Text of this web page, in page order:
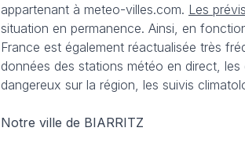
appartenant à meteo-villes.com. Les
situation en permanence. Ainsi, en
France est également réactualisée très
données des stations météo en direct,
dangereux sur la région, les suivis
Notre ville de BIARRITZ